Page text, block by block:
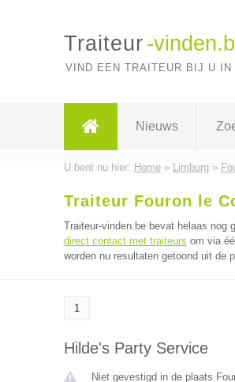
Traiteur -
VIND EEN TRAITEUR BIJ U IN
Nieuws
U bent nu hier: Home» Limburg»
Traiteur Fouron le
Traiteur-vinden.be bevat helaas nog
direct contact met traiteurs om via
worden nu resultaten getoond uit de
1
Hilde's Party Service
Niet gevestigd in de plaats